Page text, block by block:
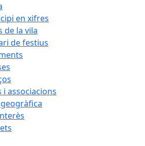
en xifres
de la vila
de festius
i associacions